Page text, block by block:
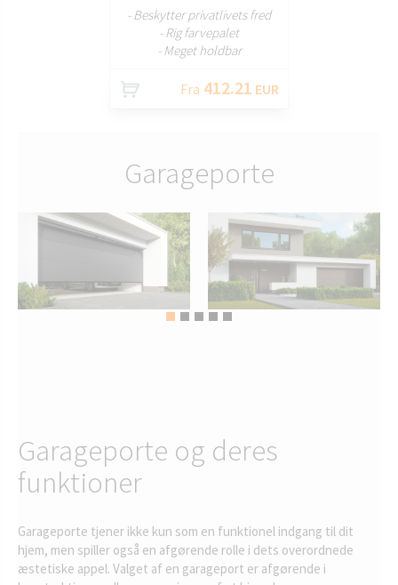
- Beskytter privatlivets fred
- Rig farvepalet
- Meget holdbar
Fra 412.21 EUR
Garageporte
Garageporte og deres
funktioner
Garageporte tjener ikke kun som en funktionel indgang til dit
hjem, men spiller også en afgørende rolle i dets overordnede
æstetiske appel. Valget af en garageport er afgørende i